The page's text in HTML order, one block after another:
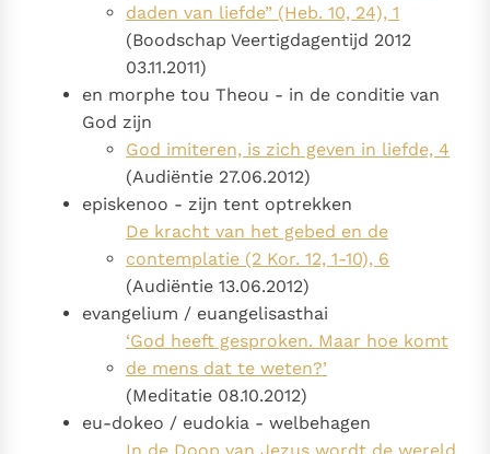
daden van liefde” (Heb. 10, 24), 1
(Boodschap Veertigdagentijd 2012
03.11.2011)
en morphe tou Theou - in de conditie van
God zijn
God imiteren, is zich geven in liefde, 4
(Audiëntie 27.06.2012)
episkenoo - zijn tent optrekken
De kracht van het gebed en de
contemplatie (2 Kor. 12, 1-10), 6
(Audiëntie 13.06.2012)
evangelium / euangelisasthai
‘God heeft gesproken. Maar hoe komt
de mens dat te weten?’
(Meditatie 08.10.2012)
eu-dokeo / eudokia - welbehagen